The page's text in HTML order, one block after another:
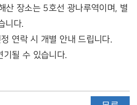
산 장소는 5호선 광나루역이며, 별
니다.
연락 시 개별 안내 드립니다.
될 수 있습니다.